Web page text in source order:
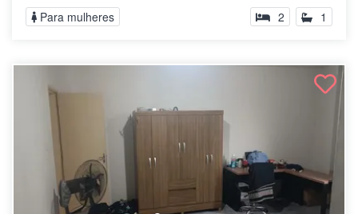
Para mulheres 2 1